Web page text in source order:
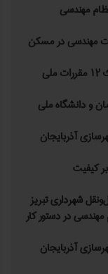
مهندسی
هزینه خدمات مهندسی در مسکن
برگزاری جلسه عملیاتی‌سازی ویرایش پنجم مبحث ۱۲ مقررات ملی
و دانشگاه ملی
آذربایجان
کیفیت
شهرداری تبریز
در دستور کار
آذربایجان